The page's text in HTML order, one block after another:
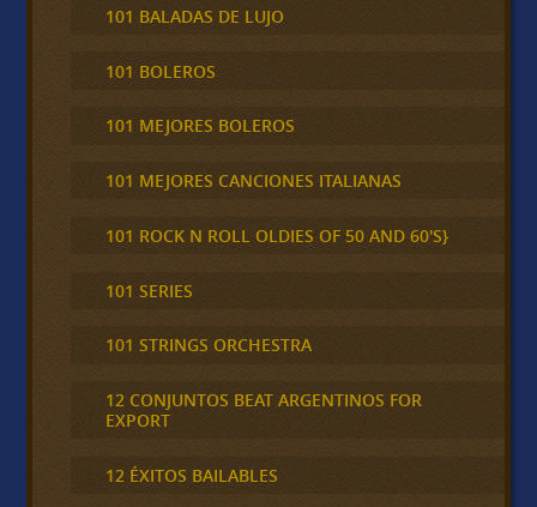
101 BALADAS DE LUJO
101 BOLEROS
101 MEJORES BOLEROS
101 MEJORES CANCIONES ITALIANAS
101 ROCK N ROLL OLDIES OF 50 AND 60'S}
101 SERIES
101 STRINGS ORCHESTRA
12 CONJUNTOS BEAT ARGENTINOS FOR
EXPORT
12 ÉXITOS BAILABLES